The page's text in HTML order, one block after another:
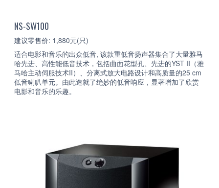
NS-SW100
建议零售价: 1,880元(只)
适合电影和音乐的出众低音, 该款重低音扬声器集合了大量雅马
哈先进、高性能低音技术，包括曲面花型孔、先进的YST II（雅
马哈主动伺服技术II）、分离式放大电路设计和高质量的25 cm
低音喇叭单元。由此造就了绝妙的低音响应，显著增加了欣赏
电影和音乐的乐趣。